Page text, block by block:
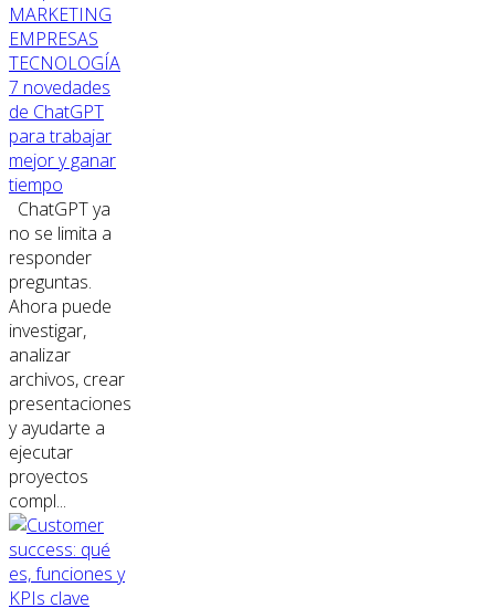
MARKETING
EMPRESAS
TECNOLOGÍA
7 novedades
de ChatGPT
para trabajar
mejor y ganar
tiempo
ChatGPT ya
no se limita a
responder
preguntas.
Ahora puede
investigar,
analizar
archivos, crear
presentaciones
y ayudarte a
ejecutar
proyectos
compl...